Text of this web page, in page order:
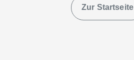
Zur Startseite